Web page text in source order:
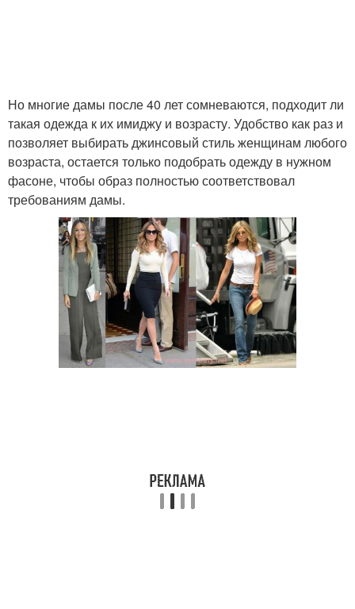
Но многие дамы после 40 лет сомневаются, подходит ли
такая одежда к их имиджу и возрасту. Удобство как раз и
позволяет выбирать джинсовый стиль женщинам любого
возраста, остается только подобрать одежду в нужном
фасоне, чтобы образ полностью соответствовал
требованиям дамы.